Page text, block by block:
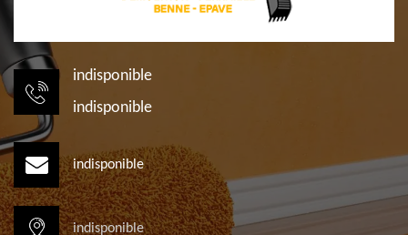
indisponible
indisponible
indisponible
indisponible